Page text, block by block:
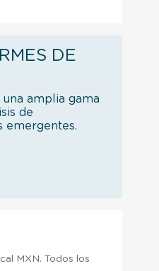
DE
amplia gama
de
emergentes.
MXN. Todos los